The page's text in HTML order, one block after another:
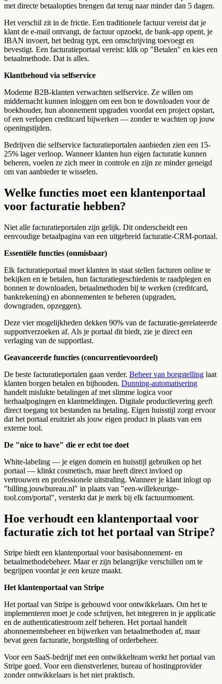
met directe betaalopties brengen dat terug naar minder dan 5 dagen.
Het verschil zit in de frictie. Een traditionele factuur vereist dat je
klant de e-mail ontvangt, de factuur opzoekt, de bank-app opent, je
IBAN invoert, het bedrag typt, een omschrijving toevoegt en
bevestigt. Een facturatieportaal vereist: klik op "Betalen" en kies een
betaalmethode. Dat is alles.
Klantbehoud via selfservice
Moderne B2B-klanten verwachten selfservice. Ze willen om
middernacht kunnen inloggen om een bon te downloaden voor de
boekhouder, hun abonnement upgraden voordat een project opstart,
of een verlopen creditcard bijwerken — zonder te wachten op jouw
openingstijden.
Bedrijven die selfservice facturatieportalen aanbieden zien een 15-
25% lager verloop. Wanneer klanten hun eigen facturatie kunnen
beheren, voelen ze zich meer in controle en zijn ze minder geneigd
om van aanbieder te wisselen.
Welke functies moet een klantenportaal
voor facturatie hebben?
Niet alle facturatieportalen zijn gelijk. Dit onderscheidt een
eenvoudige betaalpagina van een uitgebreid facturatie-CRM-portaal.
Essentiële functies (onmisbaar)
Elk facturatieportaal moet klanten in staat stellen facturen online te
bekijken en te betalen, hun facturatiegeschiedenis te raadplegen en
bonnen te downloaden, betaalmethoden bij te werken (creditcard,
bankrekening) en abonnementen te beheren (upgraden,
downgraden, opzeggen).
Deze vier mogelijkheden dekken 90% van de facturatie-gerelateerde
supportverzoeken af. Als je portaal dit biedt, zie je direct een
verlaging van de supportlast.
Geavanceerde functies (concurrentievoordeel)
De beste facturatieportalen gaan verder. Beheer van borgstelling laat
klanten borgen betalen en bijhouden. Dunning-automatisering
handelt mislukte betalingen af met slimme logica voor
herhaalpogingen en klantmeldingen. Digitale productlevering geeft
direct toegang tot bestanden na betaling. Eigen huisstijl zorgt ervoor
dat het portaal eruitziet als jouw eigen product in plaats van een
externe tool.
De "nice to have" die er echt toe doet
White-labeling — je eigen domein en huisstijl gebruiken op het
portaal — klinkt cosmetisch, maar heeft direct invloed op
vertrouwen en professionele uitstraling. Wanneer je klant inlogt op
"billing.jouwbureau.nl" in plaats van "een-willekeurige-
tool.com/portal", versterkt dat je merk bij elk factuurmoment.
Hoe verhoudt een klantenportaal voor
facturatie zich tot het portaal van Stripe?
Stripe biedt een klantenportaal voor basisabonnement- en
betaalmethodebeheer. Maar er zijn belangrijke verschillen om te
begrijpen voordat je een keuze maakt.
Het klantenportaal van Stripe
Het portaal van Stripe is gebouwd voor ontwikkelaars. Om het te
implementeren moet je code schrijven, het integreren in je applicatie
en de authenticatiestroom zelf beheren. Het portaal handelt
abonnementsbeheer en bijwerken van betaalmethoden af, maar
bevat geen facturatie, borgstelling of orderbeheer.
Voor een SaaS-bedrijf met een ontwikkelteam werkt het portaal van
Stripe goed. Voor een dienstverlener, bureau of hostingprovider
zonder ontwikkelaars is het niet praktisch.